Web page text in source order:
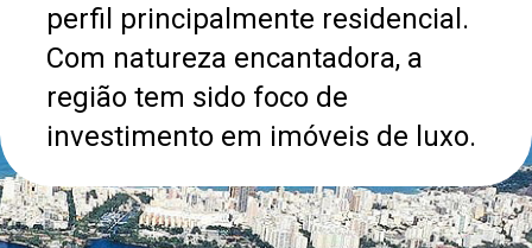
perfil principalmente residencial.
Com natureza encantadora, a
região tem sido foco de
investimento em imóveis de luxo.